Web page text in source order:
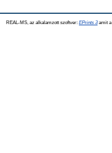
REAL-MS, az alkalamzott szoftver: EPrints 3amit a